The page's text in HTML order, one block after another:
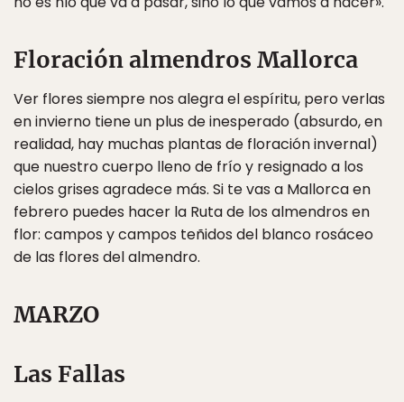
Floración almendros Mallorca
Ver flores siempre nos alegra el espíritu, pero verlas
en invierno tiene un plus de inesperado (absurdo, en
realidad, hay muchas plantas de floración invernal)
que nuestro cuerpo lleno de frío y resignado a los
cielos grises agradece más. Si te vas a Mallorca en
febrero puedes hacer la Ruta de los almendros en
flor: campos y campos teñidos del blanco rosáceo
de las flores del almendro.
MARZO
Las Fallas